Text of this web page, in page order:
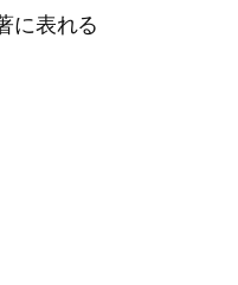
に表れる